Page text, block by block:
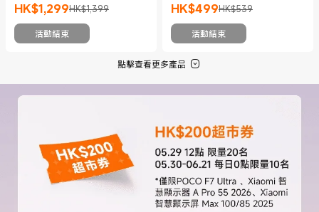
HK$1,299
現價 HK$1299HK$1,399
市場價格 HK$1,399
活動結束
HK$499
現價 HK$499HK$539
市場價格 HK$539
活動結束
點擊查看更多產品